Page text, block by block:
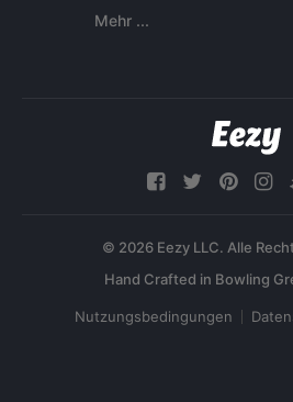
Mehr ...
© 2026 Eezy LLC. Alle
Nutzungsbedingungen